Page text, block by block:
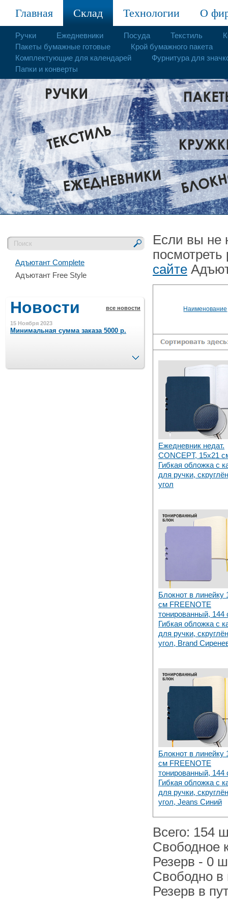
Главная Склад Технологии О
Ручки Ежедневники Посуда Текстиль
Пакеты бумажные готовые
Крой бумажного пакета
Комплектующие для календарей
Фурнитура для
Папки и конверты
Адъютант Complete
Адъютант Free Style
Новости все новости
15 Ноября 2023
Минимальная сумма заказа 5000 р.
Шляпные коробочки производим
Если вы не
сайте
Наименование
Ежедневник недат.
CONCEPT, 15x21
Гибкая обложка с
для ручки,
угол
Блокнот в линейку
см FREENOTE
тонированный, 144
Гибкая обложка с
для ручки,
угол, Brand
Блокнот в линейку
см FREENOTE
тонированный, 144
Гибкая обложка с
для ручки,
угол, Jeans Синий
Всего: 154
Свободное
Резерв - 0
Свободно в
Резерв в